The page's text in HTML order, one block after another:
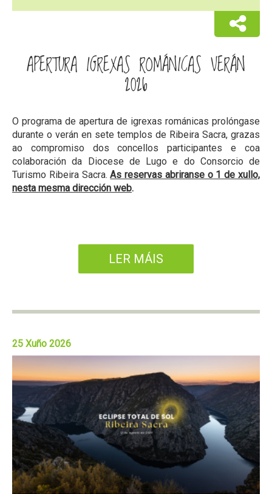
APERTURA IGREXAS ROMÁNICAS VERÁN
2026
O programa de apertura de igrexas románicas prolóngase
durante o verán en sete templos de Ribeira Sacra, grazas
ao compromiso dos concellos participantes e coa
colaboración da Diocese de Lugo e do Consorcio de
Turismo Ribeira Sacra. As reservas abriranse o 1 de xullo,
nesta mesma dirección web.
LER MÁIS
25 Xuño 2026